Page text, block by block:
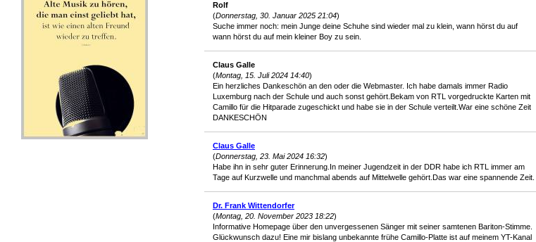
Rolf
(Donnerstag, 30. Januar 2025 21:04)
Suche immer noch: mein Junge deine Schuhe sind wieder mal zu klein, wann hörst du auf
wann hörst du auf mein kleiner Boy zu sein.
Claus Galle
(Montag, 15. Juli 2024 14:40)
Ein herzliches Dankeschön an den oder die Webmaster. Ich habe damals immer Radio
Luxemburg nach der Schule und auch sonst gehört.Bekam von RTL vorgedruckte Karten mit
Camillo für die Hitparade zugeschickt und habe sie in der Schule verteilt.War eine schöne Zeit
DANKESCHÖN
Claus Galle
(Donnerstag, 23. Mai 2024 16:32)
Habe ihn in sehr guter Erinnerung.In meiner Jugendzeit in der DDR habe ich RTL immer am
Tage auf Kurzwelle und manchmal abends auf Mittelwelle gehört.Das war eine spannende Zeit.
Dr. Frank Wittendorfer
(Montag, 20. November 2023 18:22)
Informative Homepage über den unvergessenen Sänger mit seiner samtenen Bariton-Stimme.
Glückwunsch dazu! Eine mir bislang unbekannte frühe Camillo-Platte ist auf meinem YT-Kanal